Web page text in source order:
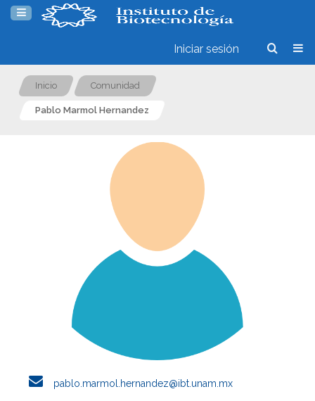
Iniciar sesión
Inicio Comunidad
Pablo Marmol Hernandez
pablo.marmol.hernandez@ibt.unam.mx